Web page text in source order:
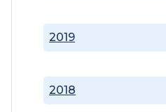
2018
2019